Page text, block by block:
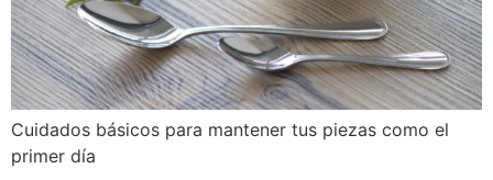
Cuidados básicos para mantener tus piezas como el
primer día